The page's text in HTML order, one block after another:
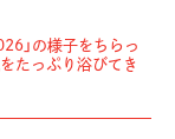
」の様子をちらっ
たっぷり浴びてき